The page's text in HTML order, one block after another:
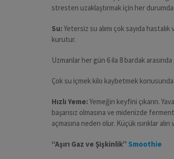
stresten uzaklaştırmak için her
Su: Yetersiz su alımı çok sayıda
kurutur.
Uzmanlar her gün 6 ila 8 bardak
Çok su içmek kilo kaybetmek konusunda
Hızlı Yeme: Yemeğin keyfini çıkarın.
başarısız olmasına ve midenizde
açmasına neden olur. Küçük ısırıklar
“Aşırı Gaz ve Şişkinlik” Smoothie